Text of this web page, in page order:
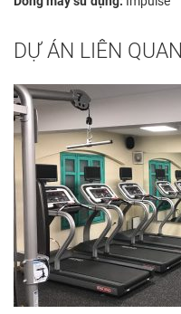
DỰ ÁN LIÊN QUAN